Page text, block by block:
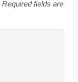
Required fields are